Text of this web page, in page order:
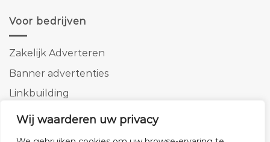
Wij waarderen uw privacy
Voor bedrijven
Zakelijk Adverteren
Banner advertenties
Linkbuilding
SEO copywriting